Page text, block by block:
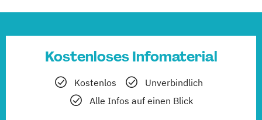
Kostenloses Infomaterial
Kostenlos
Unverbindlich
Alle Infos auf einen Blick